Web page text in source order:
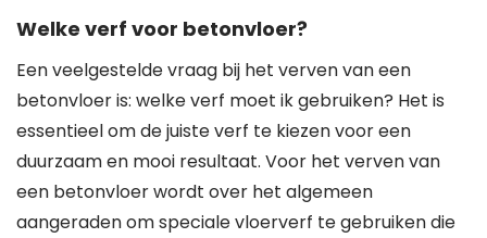
Welke verf voor betonvloer?
Een veelgestelde vraag bij het verven van een
betonvloer is: welke verf moet ik gebruiken? Het is
essentieel om de juiste verf te kiezen voor een
duurzaam en mooi resultaat. Voor het verven van
een betonvloer wordt over het algemeen
aangeraden om speciale vloerverf te gebruiken die